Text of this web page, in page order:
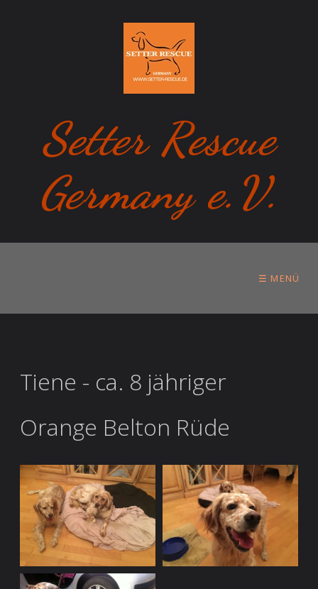
Setter Rescue
Germany e.V.
☰ MENÜ
Tiene - ca. 8 jähriger
Orange Belton Rüde